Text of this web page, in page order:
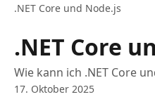
.NET Core und Node.js
.NET Core
Wie kann ich .NET Core
17. Oktober 2025